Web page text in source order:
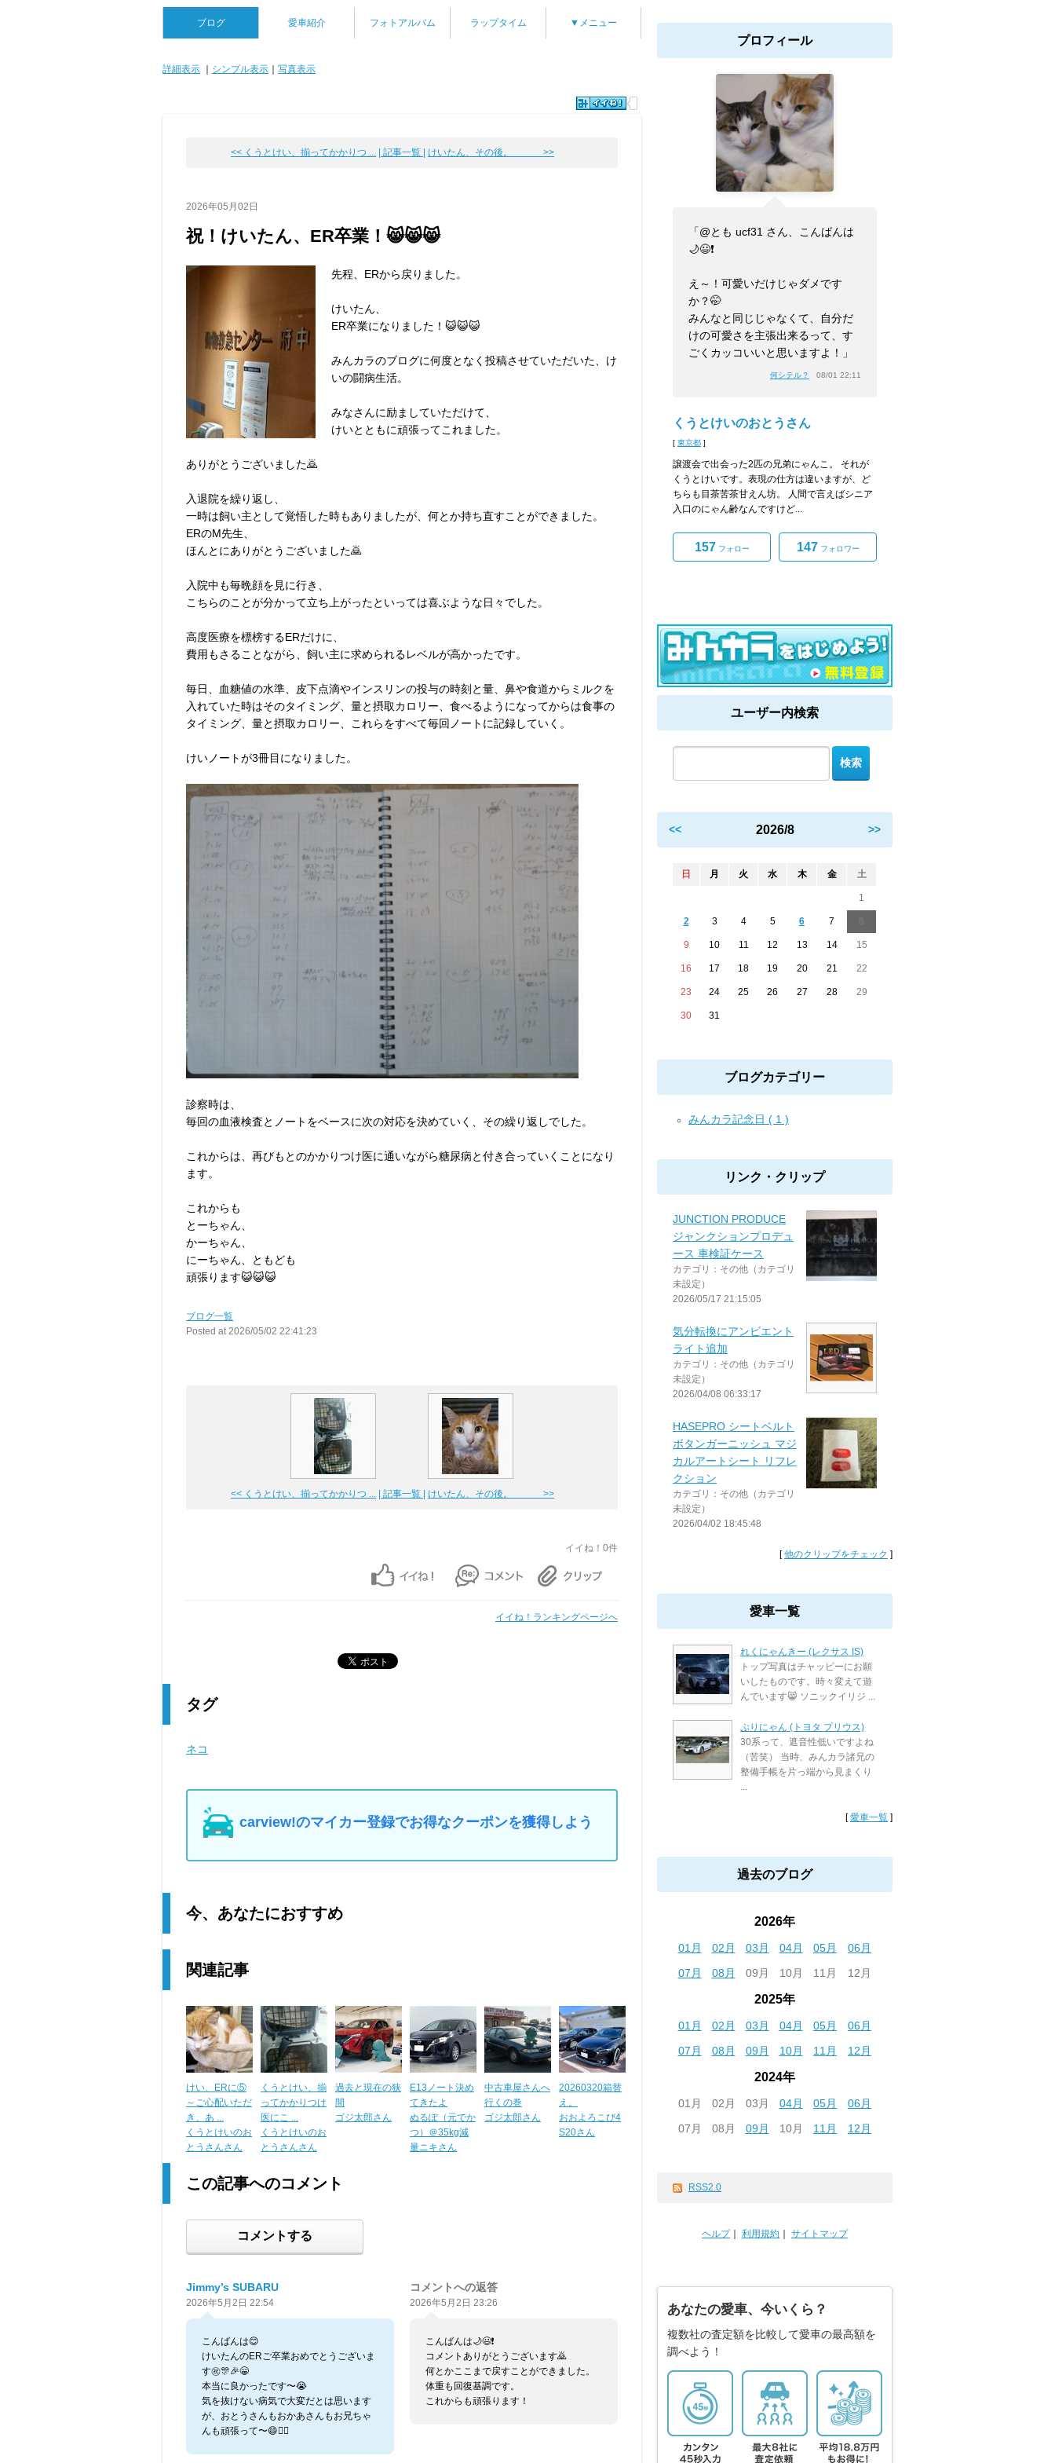
ブログ 愛車紹介 フォトアルバム ラップタイム ▼メニュー
詳細表示 シンプル表示 写真表示
<< くうとけい、揃ってかかりつ ... | 記事一覧 | けいたん、その後。 >>
2026年05月02日
祝！けいたん、ER卒業！😸😸😸
先程、ERから戻りました。
けいたん、
ER卒業になりました！😺😺😺
みんカラのブログに何度となく投稿させていただいた、け
いの闘病生活。
みなさんに励ましていただけて、
けいとともに頑張ってこれました。
ありがとうございました🙇
入退院を繰り返し、
一時は飼い主として覚悟した時もありましたが、何とか持ち直すことができました。
ERのM先生、
ほんとにありがとうございました🙇
入院中も毎晩顔を見に行き、
こちらのことが分かって立ち上がったといっては喜ぶような日々でした。
高度医療を標榜するERだけに、
費用もさることながら、飼い主に求められるレベルが高かったです。
毎日、血糖値の水準、皮下点滴やインスリンの投与の時刻と量、鼻や食道からミルクを
入れていた時はそのタイミング、量と摂取カロリー、食べるようになってからは食事の
タイミング、量と摂取カロリー、これらをすべて毎回ノートに記録していく。
けいノートが3冊目になりました。
診察時は、
毎回の血液検査とノートをベースに次の対応を決めていく、その繰り返しでした。
これからは、再びもとのかかりつけ医に通いながら糖尿病と付き合っていくことになり
ます。
これからも
とーちゃん、
かーちゃん、
にーちゃん、ともども
頑張ります😺😺😺
ブログ一覧
Posted at 2026/05/02 22:41:23
<< くうとけい、揃ってかかりつ ... | 記事一覧 | けいたん、その後。 >>
イイね！0件
イイね！ランキングページへ
タグ
ネコ
carview!のマイカー登録でお得なクーポンを獲得しよう
今、あなたにおすすめ
関連記事
けい、ERに⑤
～ご心配いただ
き、あ ...
くうとけいのお
とうさんさん
くうとけい、揃
ってかかりつけ
医にこ ...
くうとけいのお
とうさんさん
過去と現在の狭
間
ゴジ太郎さん
E13ノート決め
てきたよ
ぬるぽ（元でか
つ）＠35kg減
量ニキさん
中古車屋さんへ
行くの巻
ゴジ太郎さん
20260320箱替
え。
おおよろこび4
S20さん
この記事へのコメント
コメントする
Jimmy’s SUBARU
2026年5月2日 22:54
こんばんは😊
けいたんのERご卒業おめでとうございま
す㊗️🎊🎉😁
本当に良かったです〜😭
気を抜けない病気で大変だとは思います
が、おとうさんもおかあさんもお兄ちゃ
んも頑張って〜😄🙇‍♂️
コメントへの返答
2026年5月2日 23:26
こんばんは🌙😃❗
コメントありがとうございます🙇
何とかここまで戻すことができました。
体重も回復基調です。
これからも頑張ります！
プロフィール
「@とも ucf31 さん、こんばんは
🌙😃❗
え～！可愛いだけじゃダメです
か？🤭
みんなと同じじゃなくて、自分だ
けの可愛さを主張出来るって、す
ごくカッコいいと思いますよ！」
何シテル？ 08/01 22:11
くうとけいのおとうさん
[ 東京都 ]
譲渡会で出会った2匹の兄弟にゃんこ。 それが
くうとけいです。表現の仕方は違いますが、ど
ちらも目茶苦茶甘えん坊。 人間で言えばシニア
入口のにゃん齢なんですけど...
157 フォロー 147 フォロワー
ユーザー内検索
<< 2026/8 >>
日 月 火 水 木 金 土
1
2 3 4 5 6 7
9 10 11 12 13 14 15
16 17 18 19 20 21 22
23 24 25 26 27 28 29
30 31
ブログカテゴリー
みんカラ記念日 ( 1 )
リンク・クリップ
JUNCTION PRODUCE
ジャンクションプロデュ
ース 車検証ケース
カテゴリ：その他（カテゴリ
未設定）
2026/05/17 21:15:05
気分転換にアンビエント
ライト追加
カテゴリ：その他（カテゴリ
未設定）
2026/04/08 06:33:17
HASEPRO シートベルト
ボタンガーニッシュ マジ
カルアートシート リフレ
クション
カテゴリ：その他（カテゴリ
未設定）
2026/04/02 18:45:48
[他のクリップをチェック ]
愛車一覧
れくにゃんきー (レクサス IS)
トップ写真はチャッピーにお願
いしたものです。時々変えて遊
んでいます😸 ソニックイリジ ...
ぷりにゃん (トヨタ プリウス)
30系って、遮音性低いですよね
（苦笑） 当時、みんカラ諸兄の
整備手帳を片っ端から見まくり
...
[愛車一覧 ]
過去のブログ
2026年
01月 02月 03月 04月 05月
06月
07月
08月 09月 10月 11月 12月
2025年
01月 02月 03月 04月 05月
06月
07月
08月 09月 10月 11月 12月
2024年
01月 02月 03月 04月 05月
06月
07月
08月 09月 10月 11月 12月
RSS2.0
ヘルプ｜ 利用規約 サイトマップ
あなたの愛車、今いくら？
複数社の査定額を比較して愛車の最高額を
調べよう！